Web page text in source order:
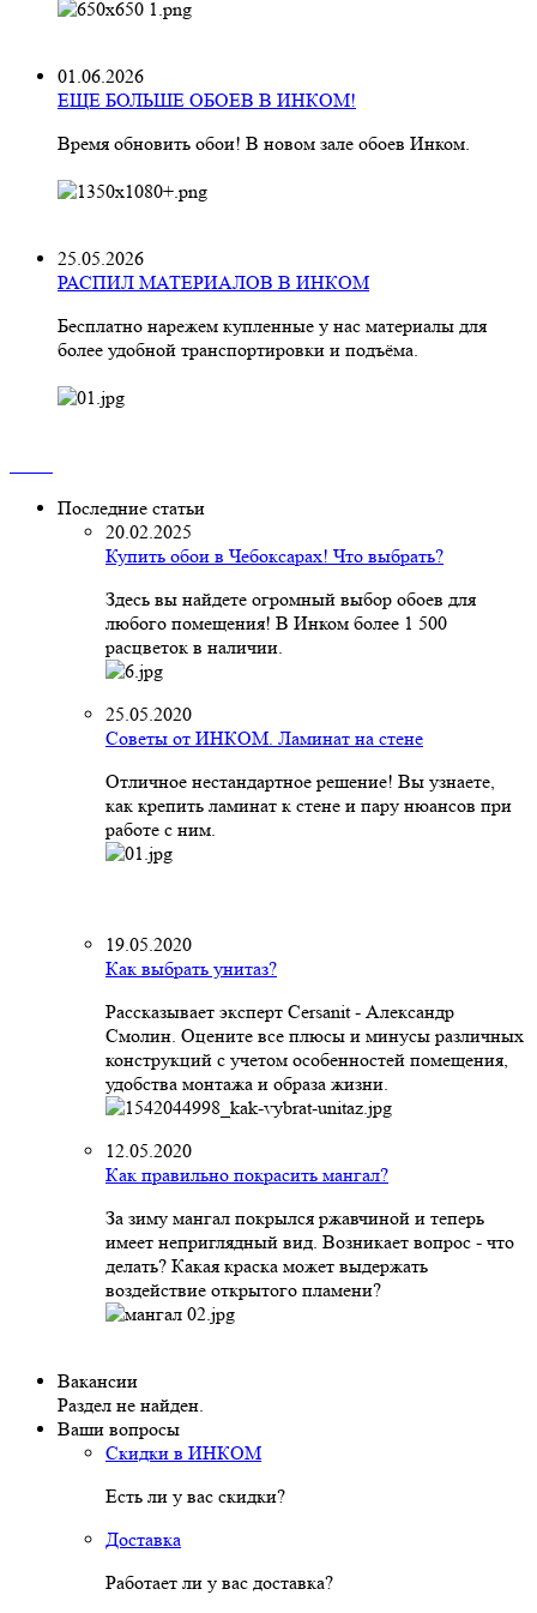
01.06.2026
ЕЩЕ БОЛЬШЕ ОБОЕВ В ИНКОМ!
Время обновить обои! В новом зале обоев Инком.
25.05.2026
РАСПИЛ МАТЕРИАЛОВ В ИНКОМ
Бесплатно нарежем купленные у нас материалы для
более удобной транспортировки и подъёма.
Последние статьи
20.02.2025
Купить обои в Чебоксарах! Что выбрать?
Здесь вы найдете огромный выбор обоев для
любого помещения! В Инком более 1 500
расцветок в наличии.
25.05.2020
Советы от ИНКОМ. Ламинат на стене
Отличное нестандартное решение! Вы узнаете,
как крепить ламинат к стене и пару нюансов при
работе с ним.
19.05.2020
Как выбрать унитаз?
Рассказывает эксперт Cersanit - Александр
Смолин. Оцените все плюсы и минусы различных
конструкций с учетом особенностей помещения,
удобства монтажа и образа жизни.
12.05.2020
Как правильно покрасить мангал?
За зиму мангал покрылся ржавчиной и теперь
имеет неприглядный вид. Возникает вопрос - что
делать? Какая краска может выдержать
воздействие открытого пламени?
Вакансии
Раздел не найден.
Ваши вопросы
Скидки в ИНКОМ
Есть ли у вас скидки?
Доставка
Работает ли у вас доставка?